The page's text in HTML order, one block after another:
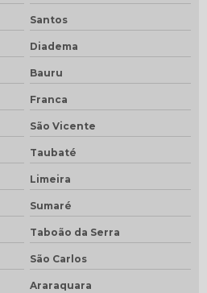
Santos
Diadema
Bauru
Franca
São Vicente
Taubaté
Limeira
Sumaré
Taboão da Serra
São Carlos
Araraquara